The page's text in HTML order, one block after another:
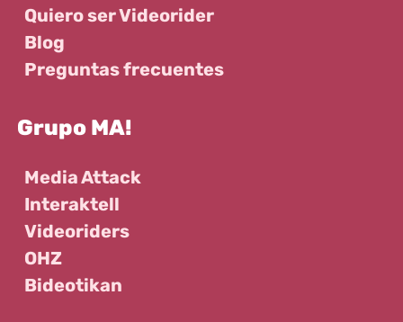
Quiero ser Videorider
Blog
Preguntas frecuentes
Grupo MA!
Media Attack
Interaktell
Videoriders
OHZ
Bideotikan